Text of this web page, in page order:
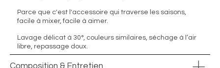
Parce que c'est l'accessoire qui traverse les saisons,
facile à mixer, facile à aimer.
Lavage délicat à 30°, couleurs similaires, séchage à l’air
libre, repassage doux.
Composition & Entretien